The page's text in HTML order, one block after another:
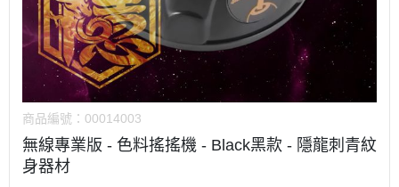
商品編號： 00014003
無線專業版 - 色料搖搖機 - Black黑款 - 隱龍刺青紋
身器材